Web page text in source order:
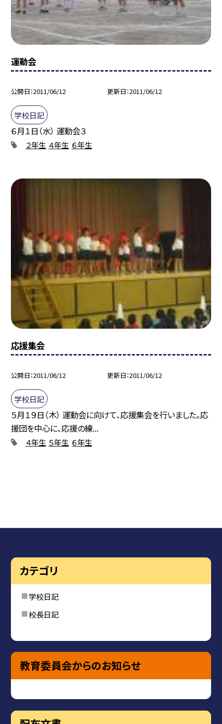
運動会
公開日 2011/06/12 更新日 2011/06/12
学校日記
６月１日（水） 運動会３
２年生 ４年生 ６年生
応援集会
公開日 2011/06/12 更新日 2011/06/12
学校日記
５月１９日（木） 運動会に向けて、応援集会を行いました。応
援団を中心に、応援の練...
４年生 ５年生 ６年生
カテゴリ
学校日記
校長日記
教育委員会からのお知らせ